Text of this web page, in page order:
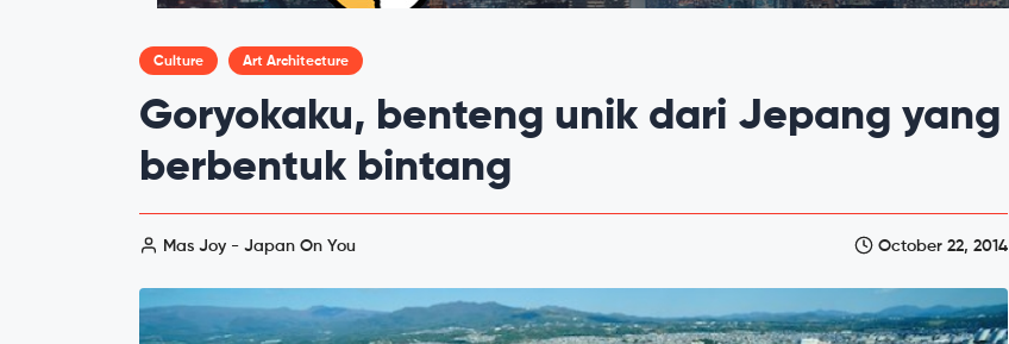
Culture Art Architecture
Goryokaku, benteng unik dari Jepang yang
berbentuk bintang
Mas Joy - Japan On You October 22, 2014